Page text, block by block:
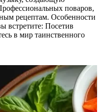
поваров,
рецептам. Особенности
встретите: Посетив
в мир таинственного